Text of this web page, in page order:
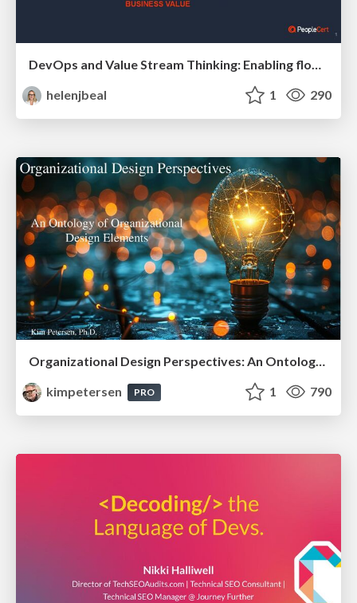
DevOps and Value Stream Thinking: Enabling flow, efficiency and business value
helenjbeal
1 290
Organizational Design Perspectives: An Ontology of Organizational Design Elements
kimpetersen
PRO 1 790